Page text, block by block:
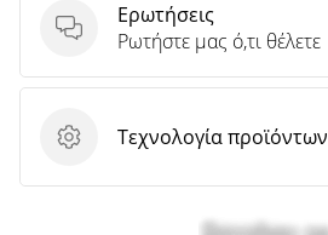
Ερωτήσεις
Ερωτήσεις
Ρωτήστε μας ό,τι θέλετε
Τεχνολογία προϊόντων
Τεχνολογία προϊόντων